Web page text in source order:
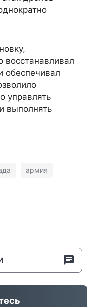
восстанавливал
обеспечивал
управлять
выполнять
армия